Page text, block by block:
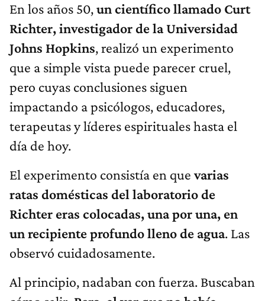
En los años 50,un científico llamado Curt
Richter, investigador de la Universidad
Johns Hopkins, realizó un experimento
que a simple vista puede parecer cruel,
pero cuyas conclusiones siguen
impactando a psicólogos, educadores,
terapeutas y líderes espirituales hasta el
día de hoy.
El experimento consistía en quevarias
ratas domésticas del laboratorio de
Richter eras colocadas, una por una, en
un recipiente profundo lleno de agua. Las
observó cuidadosamente.
Al principio, nadaban con fuerza. Buscaban